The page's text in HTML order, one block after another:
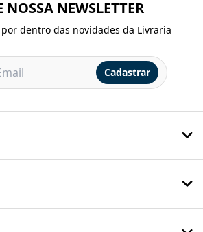
NOSSA NEWSLETTER
dentro das novidades da Livraria
Cadastrar